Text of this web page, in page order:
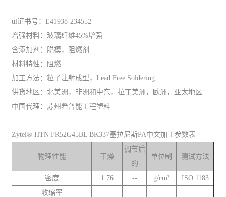
ul证书号：E41938-234552
增强材料：玻璃纤维45%增强
含添加剂：脱模，阻燃剂
材料特性：阻燃
加工方法：粒子注射成型，Lead Free Soldering
供货地区：北美洲，非洲和中东，拉丁美洲，欧洲，亚太地区
中国代理：苏州希普能工程塑料
Zytel® HTN FR52G45BL BK337塞拉尼斯PA中文加工参数表
物理性能 干燥
调节后
的
单位制 测试方法
密度 1.76 -- g/cm³
ISO 1183
收缩率